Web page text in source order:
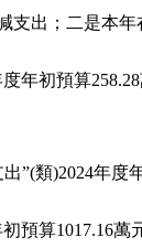
支出；二是本
年初預算
”(類)2024年度
預算1017.16